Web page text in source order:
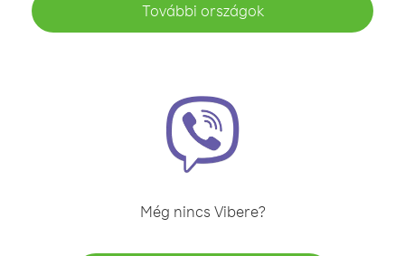
További országok
Még nincs Vibere?